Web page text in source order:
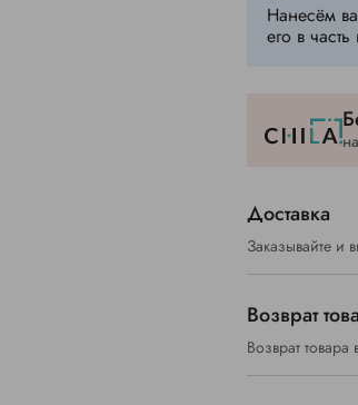
Нанесём
его в
Доставка
Заказывайте и
Возврат
Возврат